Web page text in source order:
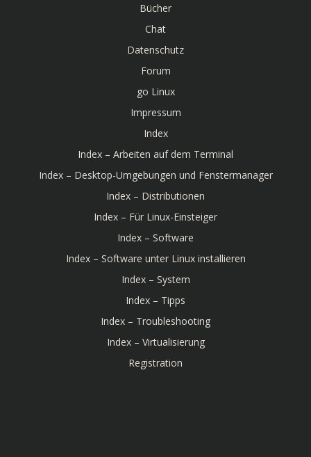
Bücher
Chat
Datenschutz
Forum
go Linux
Impressum
Index
Index – Arbeiten auf dem Terminal
Index – Desktop-Umgebungen und Fenstermanager
Index – Distributionen
Index – Für Linux-Einsteiger
Index – Software
Index – Software unter Linux installieren
Index – System
Index – Tipps
Index – Troubleshooting
Index – Virtualisierung
Registration